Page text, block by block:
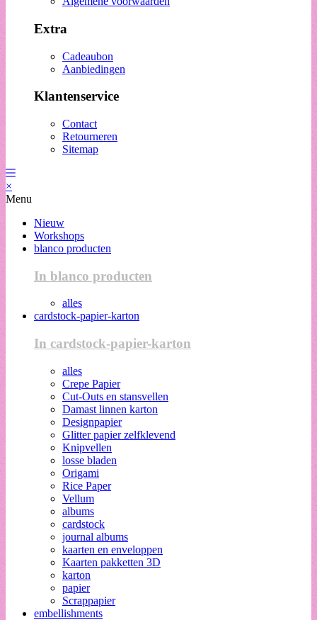
Extra
Cadeaubon
Aanbiedingen
Klantenservice
Contact
Retourneren
Sitemap
×
Menu
Nieuw
Workshops
blanco producten
In blanco producten
alles
cardstock-papier-karton
In cardstock-papier-karton
alles
Crepe Papier
Cut-Outs en stansvellen
Damast linnen karton
Designpapier
Glitter papier zelfklevend
Knipvellen
losse bladen
Origami
Rice Paper
Vellum
albums
cardstock
journal albums
kaarten en enveloppen
Kaarten pakketten 3D
karton
papier
Scrappapier
embellishments